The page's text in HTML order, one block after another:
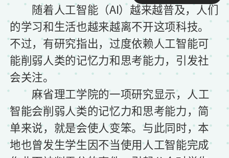
随着人工智能（AI）越来越普及，人们
的学习和生活也越来越离不开这项科技。
不过，有研究指出，过度依赖人工智能可
能削弱人类的记忆力和思考能力，引发社
会关注。
麻省理工学院的一项研究显示，人工
智能会削弱人类的记忆力和思考能力，简
单来说，就是会使人变笨。与此同时，本
地也曾发生学生因不当使用人工智能完成